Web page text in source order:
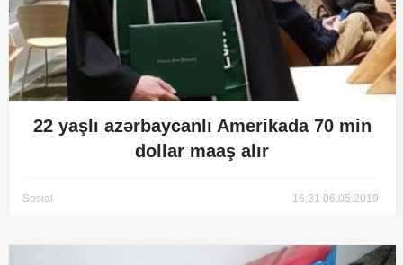
22 yaşlı azərbaycanlı Amerikada 70 min
dollar maaş alır
Sosial 16:31 06.05.2019